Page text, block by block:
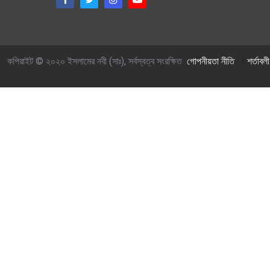
কপিরাইট © ২০২০ ইসলামের নবী (সাঃ), সর্বস্বত্ব সংরক্ষিত গোপনীয়তা নীতি শর্তাবলী